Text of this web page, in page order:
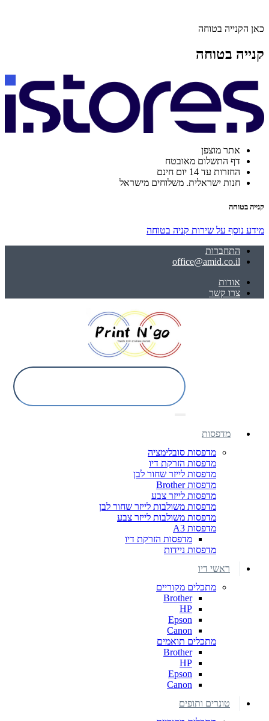
כאן הקנייה בטוחה
קנייה בטוחה
אתר מוצפן
דף התשלום מאובטח
החזרות עד 14 יום חינם
חנות ישראלית. משלוחים מישראל
קנייה בטוחה
מידע נוסף על שירות קניה בטוחה
התחברות
office@amid.co.il
אודות
צרו קשר
מדפסות
מדפסות סובלימציה
מדפסות הזרקת דיו
מדפסות לייזר שחור לבן
מדפסות Brother
מדפסות לייזר צבע
מדפסות משולבות לייזר שחור לבן
מדפסות משולבות לייזר צבע
מדפסות A3
מדפסות הזרקת דיו
מדפסות ניידות
ראשי דיו
מתכלים מקוריים
Brother
HP
Epson
Canon
מתכלים תואמים
Brother
HP
Epson
Canon
טונרים ותופים